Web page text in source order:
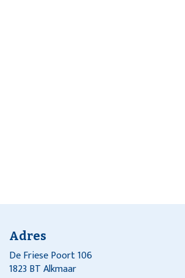
Adres
De Friese Poort 106
1823 BT Alkmaar